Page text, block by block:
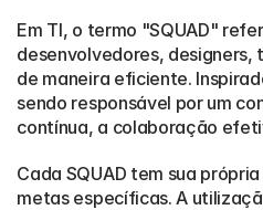
Em TI, o termo "SQUAD"
desenvolvedores,
de maneira eficiente.
sendo responsável por um
contínua, a colaboração
Cada SQUAD tem sua
metas específicas. A